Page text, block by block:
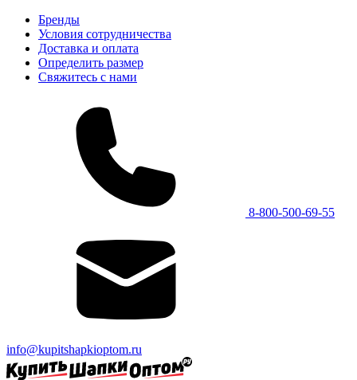
Бренды
Условия сотрудничества
Доставка и оплата
Определить размер
Свяжитесь с нами
8-800-500-69-55
info@kupitshapkioptom.ru